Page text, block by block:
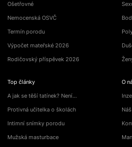
Ošetřovné
Nemocenská OSVČ
Termín porodu
Výpočet mateřské 2026
Rodičovský příspěvek 2026
Top články
A jak se těší tatínek? Není…
Protivná učitelka o školách
Intimní snímky porodu
Mužská masturbace
O